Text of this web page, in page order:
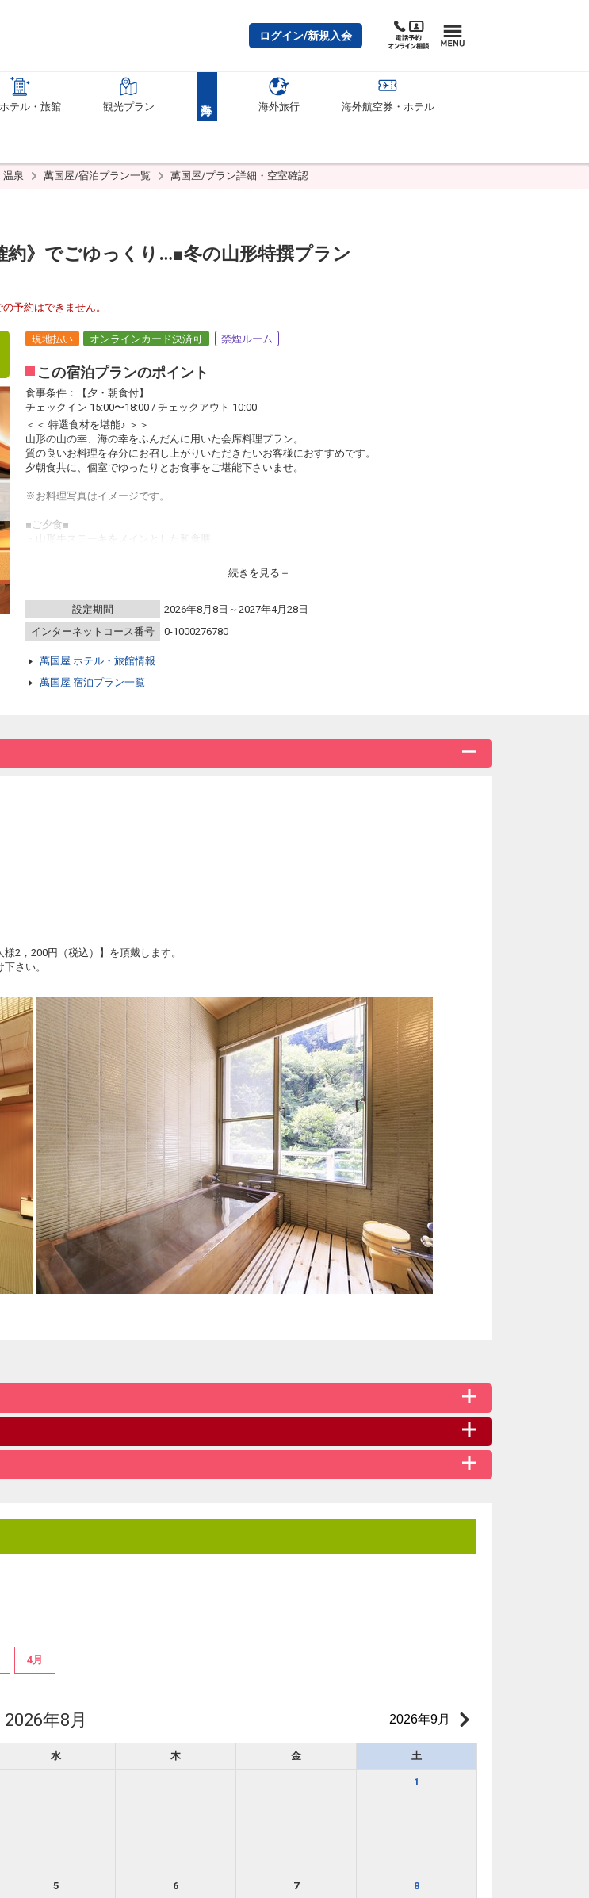
ログイン/新規入会
テル・旅館 観光プラン 海外旅行 海外航空券・ホテル
温泉 萬国屋/宿泊プラン一覧 萬国屋/プラン詳細・空室確認
約》でごゆっくり…■冬の山形特撰プラン
予約はできません。
現地払い オンラインカード決済可 禁煙ルーム
この宿泊プランのポイント
食事条件：【夕・朝食付】
チェックイン 15:00〜18:00 / チェックアウト 10:00
＜＜ 特選食材を堪能♪ ＞＞
山形の山の幸、海の幸をふんだんに用いた会席料理プラン。
質の良いお料理を存分にお召し上がりいただきたいお客様におすすめです。
夕朝食共に、個室でゆったりとお食事をご堪能下さいませ。
※お料理写真はイメージです。
■ご夕食■
時間：18:00～ ※チェックイン時にご案内します（食事場所のご利用は21:00まで）
※当館の食物アレルギーについて
当館では8大アレルゲン（卵、えび、かに、そば、乳、落花生、小麦、くるみ）のみの対応を行って
おります。
※苦手な食材のリクエストは対応致しかねます。
※8大アレルゲンでも一部対応出来ない場合もございます。ご了承下さい。
地場産食材をふんだんに使用したお料理に加え、
鯛の骨をしっかりと焼き、丁寧に取った出汁の旨みとともにご堪能ください。
最寄り駅のJR羽越本線「あつみ温泉駅」に特急列車時刻に合わせお迎えに参ります。
ご予約制となりますので、3日前までにご連絡をお願い致します。TEL：0570-00-8598
・2階、3階に喫煙ブースがございます。
・4泊以上ご予約の場合は事前カード決済もしくは事前銀行振込をお願いいたしております。
続きを見る
設定期間
2026年8月8日～2027年4月28日
インターネットコース番号
0-1000276780
萬国屋 ホテル・旅館情報
萬国屋 宿泊プラン一覧
2，200円（税込）】を頂戴します。
さい。
4月
2026年8月 2026年9月
水 木 金 土
1
5 6 7 8